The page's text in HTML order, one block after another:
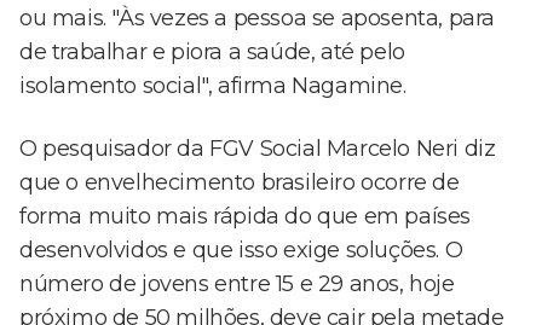
ou mais. "Às vezes a pessoa se aposenta, para
de trabalhar e piora a saúde, até pelo
isolamento social", afirma Nagamine.
O pesquisador da FGV Social Marcelo Neri diz
que o envelhecimento brasileiro ocorre de
forma muito mais rápida do que em países
desenvolvidos e que isso exige soluções. O
número de jovens entre 15 e 29 anos, hoje
próximo de 50 milhões, deve cair pela metade